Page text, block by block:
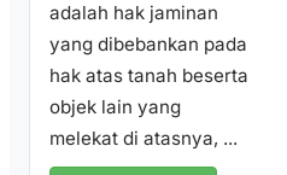
adalah hak jaminan
yang dibebankan pada
hak atas tanah beserta
objek lain yang
melekat di atasnya, ...